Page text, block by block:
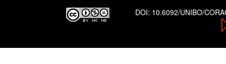
DOI: 10.6092/UNIBO/